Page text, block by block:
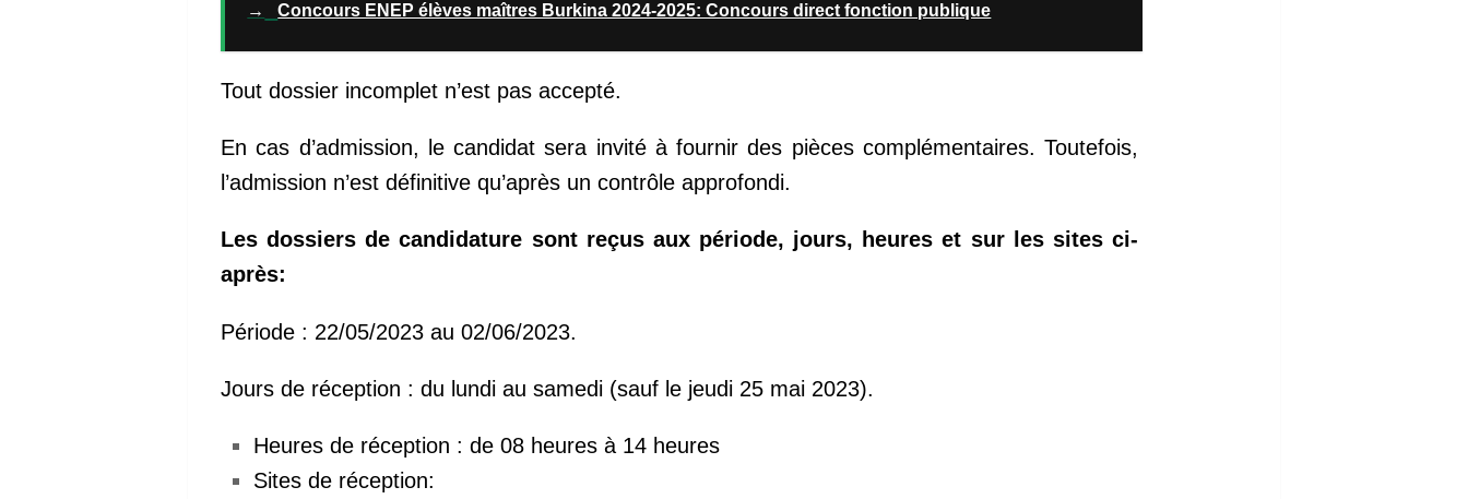
→ Concours ENEP élèves maîtres Burkina 2024-2025: Concours direct fonction publique
Tout dossier incomplet n’est pas accepté.
En cas d’admission, le candidat sera invité à fournir des pièces complémentaires. Toutefois,
l’admission n’est définitive qu’après un contrôle approfondi.
Les dossiers de candidature sont reçus aux période, jours, heures et sur les sites ci-
après:
Période : 22/05/2023 au 02/06/2023.
Jours de réception : du lundi au samedi (sauf le jeudi 25 mai 2023).
Heures de réception : de 08 heures à 14 heures
Sites de réception: